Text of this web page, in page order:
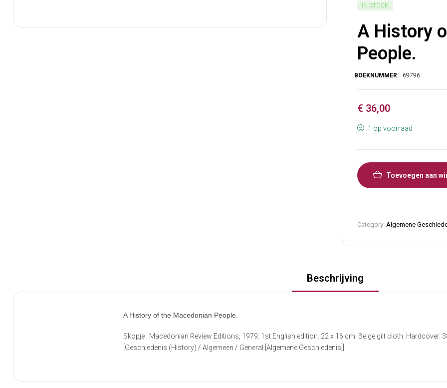
IN STOCK
A History
People.
€ 36,00
1 op voorraad
Toevoegen aan
Category: Algemene
Beschrijving
A History of the Macedonian People.
Skopje : Macedonian Review Editions, 1979. 1st English edition. 22 x 16 cm. Beige gilt cloth. Hardcover.
[Geschiedenis (History) / Algemeen / General [Algemene Geschiedenis]]